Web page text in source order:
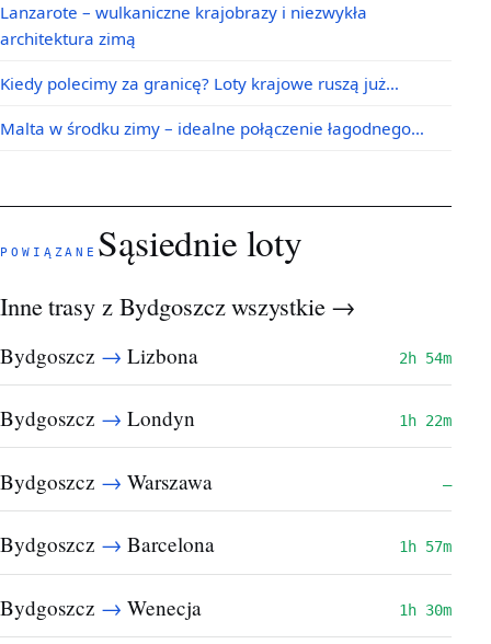
Lanzarote – wulkaniczne krajobrazy i niezwykła
architektura zimą
Kiedy polecimy za granicę? Loty krajowe ruszą już…
Malta w środku zimy – idealne połączenie łagodnego…
POWIĄZANE Sąsiednie loty
Inne trasy z Bydgoszczwszystkie →
Bydgoszcz → Lizbona 2h 54m
Bydgoszcz → Londyn 1h 22m
Bydgoszcz → Warszawa —
Bydgoszcz → Barcelona 1h 57m
Bydgoszcz → Wenecja 1h 30m